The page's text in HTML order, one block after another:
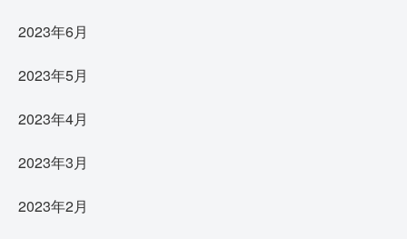
2023年6月
2023年5月
2023年4月
2023年3月
2023年2月